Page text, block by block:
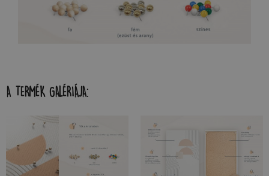
A TERMÉK GALÉRIÁJA: